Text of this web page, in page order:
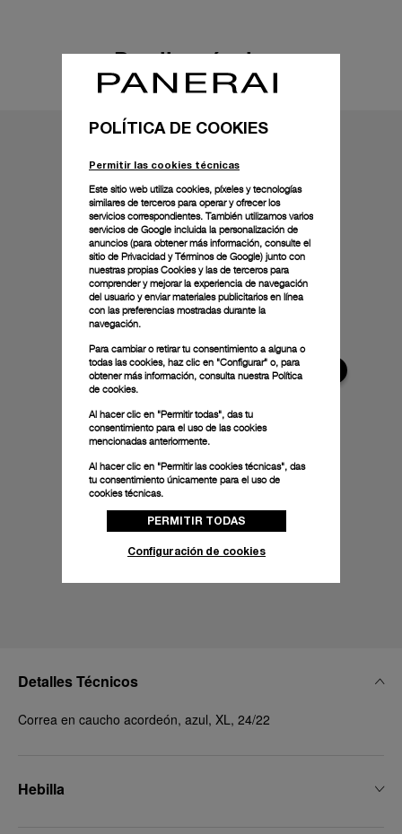
Detalles técnicos
Detalles Técnicos
Correa en caucho acordeón, azul, XL, 24/22
Hebilla
POLÍTICA DE COOKIES
Permitir las cookies técnicas
Este sitio web utiliza cookies, píxeles y tecnologías
similares de terceros para operar y ofrecer los
servicios correspondientes. También utilizamos varios
servicios de Google incluida la personalización de
anuncios (para obtener más información, consulte el
sitio de Privacidad y Términos de Google) junto con
nuestras propias Cookies y las de terceros para
comprender y mejorar la experiencia de navegación
del usuario y enviar materiales publicitarios en línea
con las preferencias mostradas durante la
navegación.
Para cambiar o retirar tu consentimiento a alguna o
todas las cookies, haz clic en "Configurar" o, para
obtener más información, consulta nuestra Política
de cookies.
Al hacer clic en "Permitir todas", das tu
consentimiento para el uso de las cookies
mencionadas anteriormente.
Al hacer clic en "Permitir las cookies técnicas", das
tu consentimiento únicamente para el uso de
cookies técnicas.
PERMITIR TODAS
Configuración de cookies